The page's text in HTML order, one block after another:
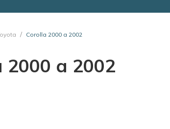
Corolla 2000 a 2002
2000 a 2002